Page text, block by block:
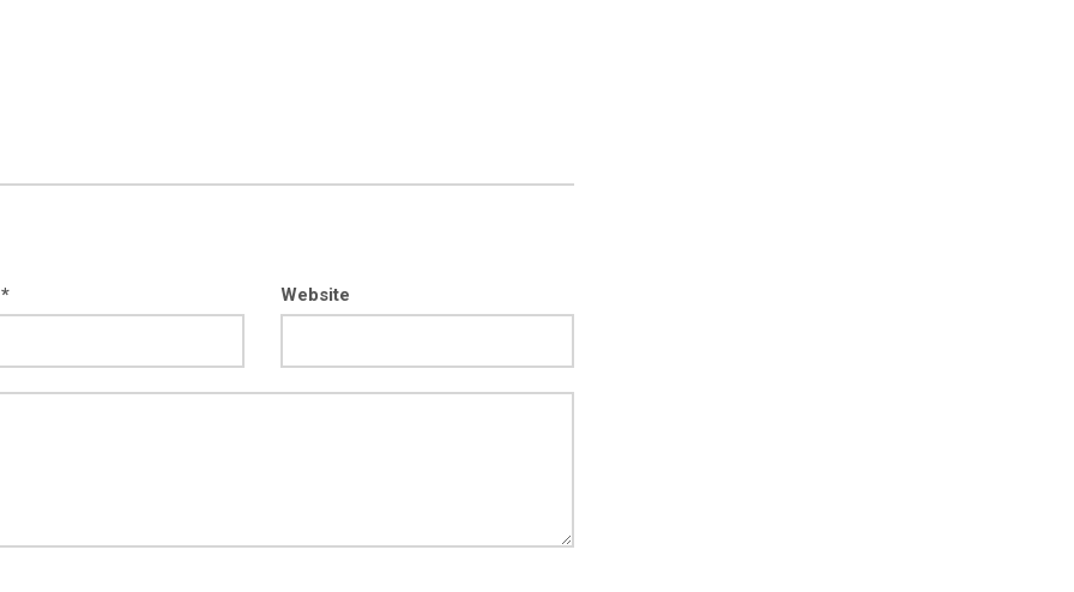
Website